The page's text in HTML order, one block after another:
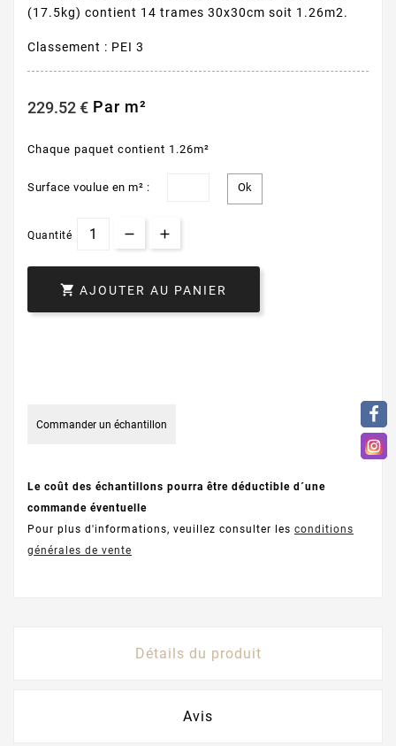
(17.5kg) contient 14 trames 30x30cm soit 1.26m2.
Classement : PEI 3
229.52 € Par m²
Chaque paquet contient 1.26m²
Surface voulue en m² :
Quantité
 AJOUTER AU PANIER
Commander un échantillon
Le coût des échantillons pourra être déductible d´une
commande éventuelle
Pour plus d'informations, veuillez consulter les conditions
générales de vente
Détails du produit
Avis